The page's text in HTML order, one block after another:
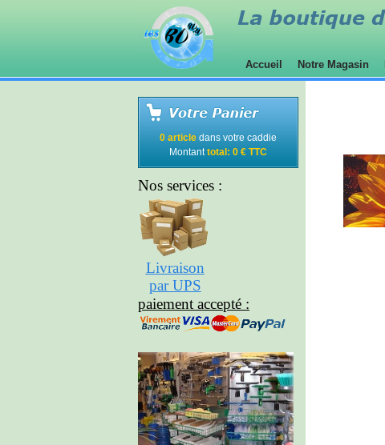
Accueil Notre Magasin
0 article dans votre caddie
Montanttotal: 0 € TTC
Nos services :
Livraison
par UPS
paiement accepté :